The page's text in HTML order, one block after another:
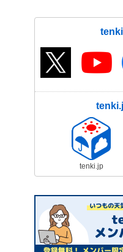
tenki.jp